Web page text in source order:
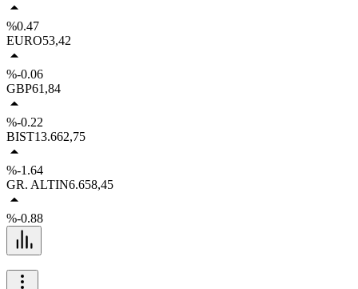
%0.47
EURO53,42
%-0.06
GBP61,84
%-0.22
BIST13.662,75
%-1.64
GR. ALTIN6.658,45
%-0.88